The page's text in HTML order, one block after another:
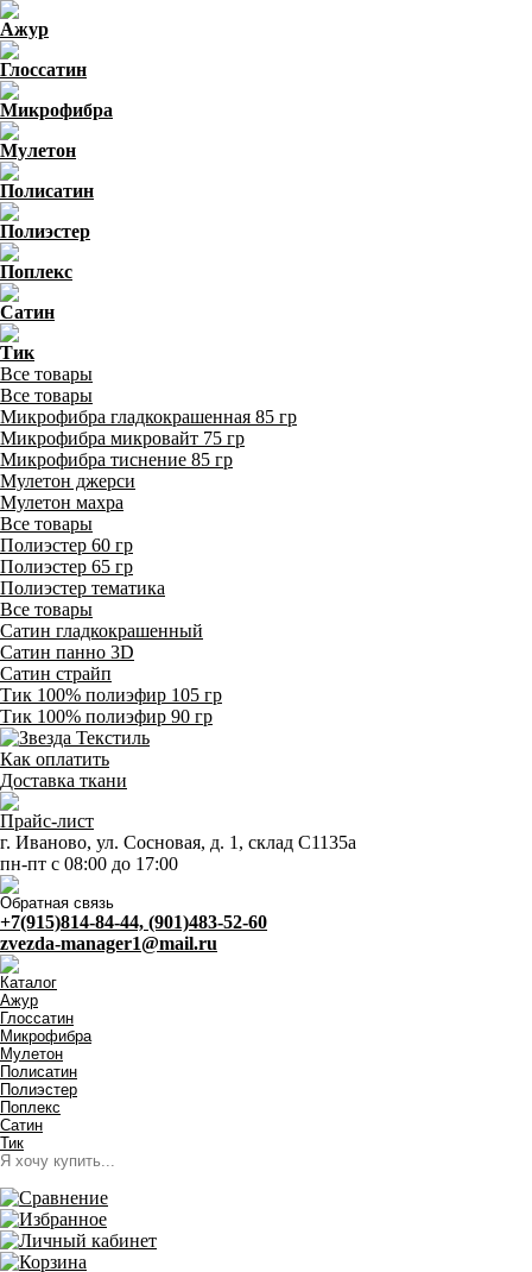
Ажур
Глоссатин
Микрофибра
Мулетон
Полисатин
Полиэстер
Поплекс
Сатин
Тик
Все товары
Все товары
Микрофибра гладкокрашенная 85 гр
Микрофибра микровайт 75 гр
Микрофибра тиснение 85 гр
Мулетон джерси
Мулетон махра
Все товары
Полиэстер 60 гр
Полиэстер 65 гр
Полиэстер тематика
Все товары
Сатин гладкокрашенный
Сатин панно 3D
Сатин страйп
Тик 100% полиэфир 105 гр
Тик 100% полиэфир 90 гр
Как оплатить
Доставка ткани
Прайс-лист
г. Иваново, ул. Сосновая, д. 1, склад С1135а
пн-пт с 08:00 до 17:00
Обратная связь
+7(915)814-84-44, (901)483-52-60
zvezda-manager1@mail.ru
Каталог
Ажур
Глоссатин
Микрофибра
Мулетон
Полисатин
Полиэстер
Поплекс
Сатин
Тик